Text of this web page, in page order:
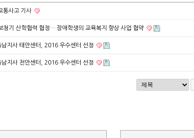
통사고 기사
청기 산학협력 협정… 장애학생의 교육복지 향상 사업 협약
남지사 태안센터, 2016 우수센터 선정
남지사 천안센터, 2016 우수센터 선정